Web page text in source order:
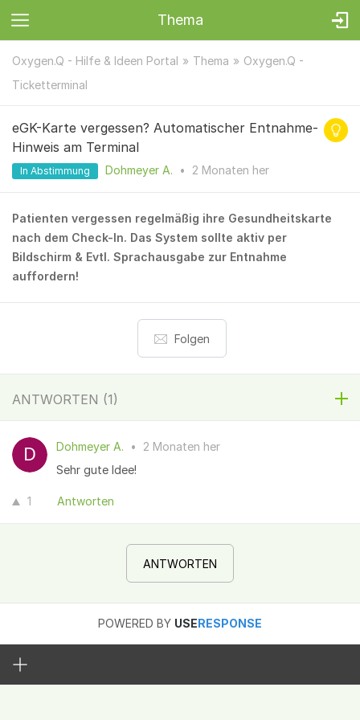
Thema
Oxygen.Q - Hilfe & Ideen Portal Thema
Oxygen.Q -
Ticketterminal
eGK-Karte vergessen? Automatischer Entnahme-
Hinweis am Terminal
In Abstimmung Dohmeyer A. • 2 Monaten her
Patienten vergessen regelmäßig ihre Gesundheitskarte
nach dem Check-In. Das System sollte aktiv per
Bildschirm & Evtl. Sprachausgabe zur Entnahme
auffordern!
Folgen
ANTWORTEN (1)
Dohmeyer A. •
2 Monaten her
Sehr gute Idee!
1 Antworten
ANTWORTEN
POWERED BY USERESPONSE